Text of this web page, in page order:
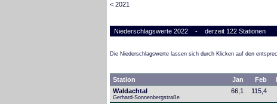
< 2021
Niederschlagswerte 2022 - derzeit 122 Stationen
Die Niederschlagswerte lassen sich durch Klicken auf den
Station Jan Feb
Waldachtal
Gerhard-Sonnenbergstraße
66,1 115,4